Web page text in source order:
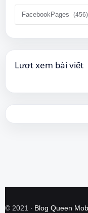
FacebookPages
Lượt xem bài viết
© 2021 ‧ Blog Queen